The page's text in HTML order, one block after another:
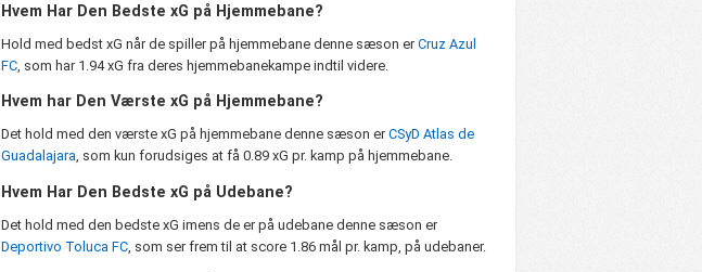
Hvem Har Den Bedste xG på Hjemmebane?
Hold med bedst xG når de spiller på hjemmebane denne sæson er Cruz Azul
FC , som har 1.94 xG fra deres hjemmebanekampe indtil videre.
Hvem har Den Værste xG på Hjemmebane?
Det hold med den værste xG på hjemmebane denne sæson er CSyD Atlas de
Guadalajara, som kun forudsiges at få 0.89 xG pr. kamp på hjemmebane.
Hvem Har Den Bedste xG på Udebane?
Det hold med den bedste xG imens de er på udebane denne sæson er
Deportivo Toluca FC , som ser frem til at score 1.86 mål pr. kamp, på udebaner.